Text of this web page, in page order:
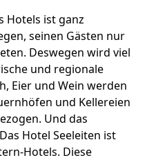
Hotels ist ganz
seinen Gästen nur
Deswegen wird viel
und regionale
Eier und Wein werden
und Kellereien
Und das
Hotel Seeleiten ist
Hotels. Diese